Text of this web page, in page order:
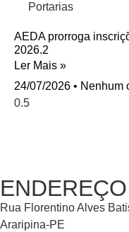
Portarias
AEDA prorroga
2026.2
Ler Mais »
24/07/2026
Nenhum
ENDEREÇO
Rua Florentino Alves
Araripina-PE